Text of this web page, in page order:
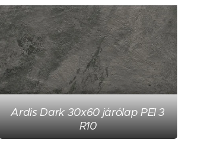
Ardis Dark 30x60 járólap PEI 3
R10